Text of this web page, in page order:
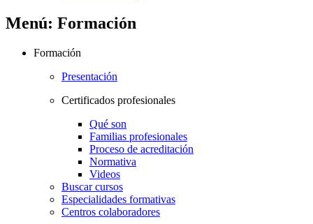
Menú: Formación
Formación
Presentación
Certificados profesionales
Qué son
Familias profesionales
Proceso de acreditación
Normativa
Videos
Buscar cursos
Especialidades formativas
Centros colaboradores